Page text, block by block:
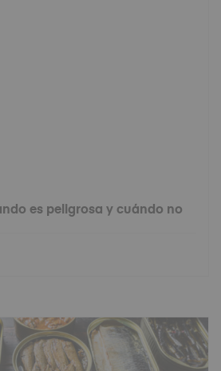
es peligrosa y cuándo no